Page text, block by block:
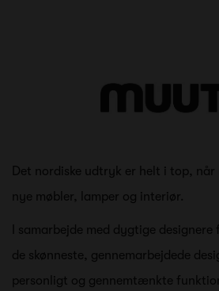
Det nordiske udtryk er helt i top,
nye møbler, lamper og interiør.
I samarbejde med dygtige
de skønneste, gennemarbejdede
personligt og gennemtænkte